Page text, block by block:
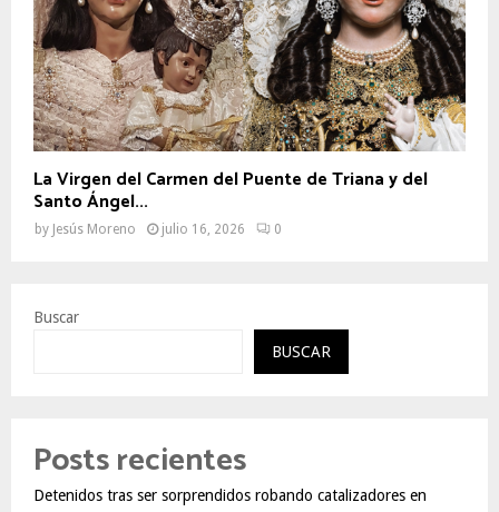
La Virgen del Carmen del Puente de Triana y del
Santo Ángel...
by Jesús Moreno julio 16, 2026 0
Buscar
BUSCAR
Posts recientes
Detenidos tras ser sorprendidos robando catalizadores en